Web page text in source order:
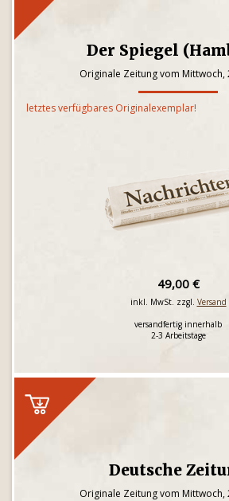
Der Spiegel
Originale Zeitung vom Mittwoch,
letztes verfügbares Originalexemplar!
49,00 €
inkl. MwSt. zzgl. Versand
versandfertig innerhalb
2-3 Arbeitstage
Deutsche
Originale Zeitung vom Mittwoch,